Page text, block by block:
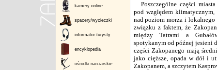
kamery online
spacery/wycieczki
informator turysty
encyklopedia
ośrodki narciarskie
Poszczególne części
pod względem
nad poziom morza i lokalnego
związku z faktem, że
między Tatrami a
spotykanym od późnej jesieni
części Zakopanego mają
jako cięższe, opada w dół i
Zakopanem, a szczytem